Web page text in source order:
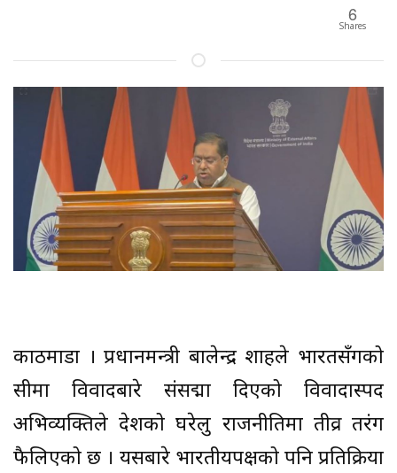
6
Shares
काठमाडौं । प्रधानमन्त्री बालेन्द्र शाहले भारतसँगको
सीमा विवादबारे संसद्मा दिएको विवादास्पद
अभिव्यक्तिले देशको घरेलु राजनीतिमा तीव्र तरंग
फैलिएको छ । यसबारे भारतीयपक्षको पनि प्रतिक्रिया